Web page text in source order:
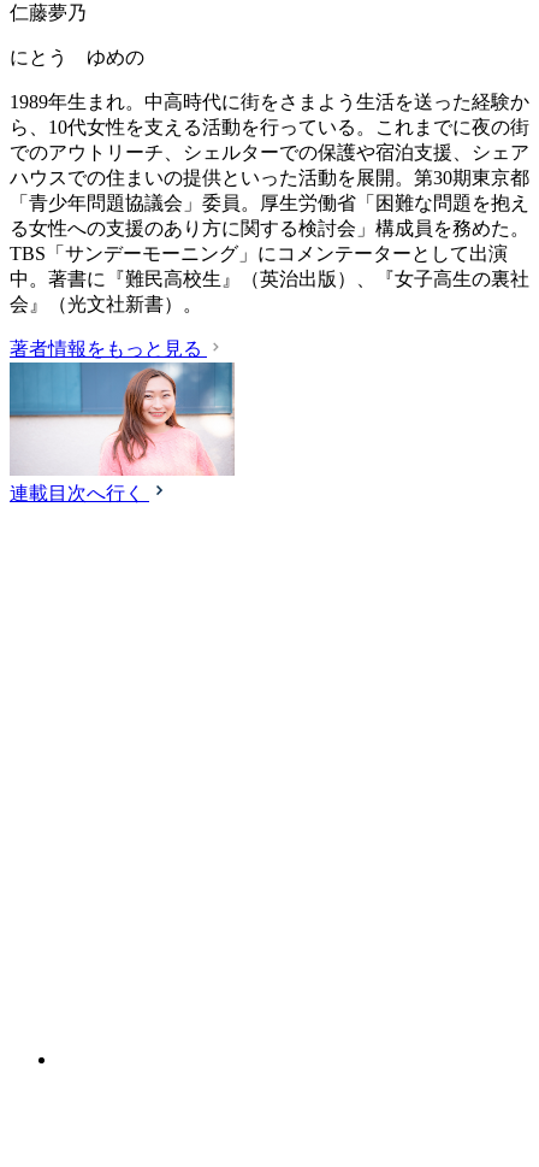
仁藤夢乃
にとう ゆめの
1989年生まれ。中高時代に街をさまよう生活を送った経験か
ら、10代女性を支える活動を行っている。これまでに夜の街
でのアウトリーチ、シェルターでの保護や宿泊支援、シェア
ハウスでの住まいの提供といった活動を展開。第30期東京都
「青少年問題協議会」委員。厚生労働省「困難な問題を抱え
る女性への支援のあり方に関する検討会」構成員を務めた。
TBS「サンデーモーニング」にコメンテーターとして出演
中。著書に『難民高校生』（英治出版）、『女子高生の裏社
会』（光文社新書）。
著者情報をもっと見る
連載目次へ行く